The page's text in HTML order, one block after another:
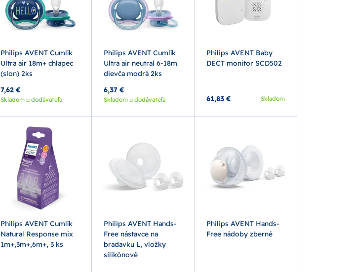
Philips AVENT Cumlík
Ultra air 18m+ chlapec
(slon) 2ks
7,62 €
Skladom u dodávateľa
Philips AVENT Cumlík
Ultra air neutral 6-18m
dievča modrá 2ks
6,37 €
Skladom u dodávateľa
Philips AVENT Baby
DECT monitor SCD502
61,83 € Skladom
Philips AVENT Cumlík
Natural Response mix
1m+,3m+,6m+, 3 ks
Philips AVENT Hands-
Free nástavce na
bradavku L, vložky
silikónové
Philips AVENT Hands-
Free nádoby zberné